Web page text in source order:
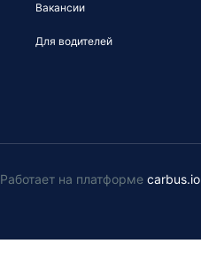
Вакансии
Для водителей
Работает на платформе carbus.io